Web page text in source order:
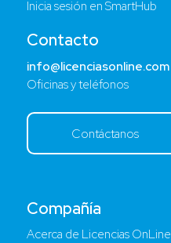
Compañía
Acerca de Licencias OnLine
Inicia sesión en SmartHub
Contacto
info@licenciasonline.com
Oficinas y teléfonos
Contáctanos